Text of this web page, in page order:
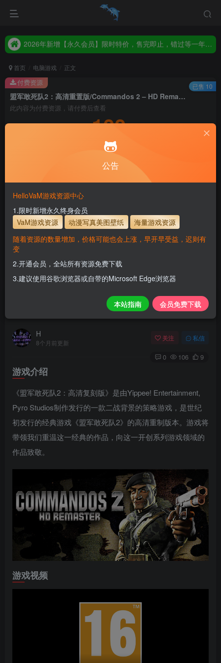
统一解压码www.hellovam.com，如有备注以备注为准
统一解压码www.hellovam.com，如有备注以备注为准
首页 电脑游戏 正文
盟军敢死队2：高清重置版/Commandos 2 – HD Remaster
此内容为付费资源，请付费后查看
100
永久至尊会员终生有效
会员免费下载资源
主流网盘——高速下载
支付页面打不开或支付后不跳转请联系QQ：3317425885
开通会员【免费下载】全站资源！
1.为了资源不失效！请不要在线解压！
2.请先保存到自己网盘后再下载！
3.有任何问题请联系客服或评论留言。
付费资源 已售 10
盟军敢死队2：高清重置版/Commandos 2 – HD
H
8个月前更新
关注 私信
0 106 9
游戏介绍
《盟军敢死队2：高清复刻版》是由Yippee! Entertainment,
Pyro Studios制作发行的一款二战背景的策略游戏，是世纪
初发行的经典游戏《盟军敢死队2》的高清重制版本。游戏将
带领我们重温这一经典的作品，向这一开创系列游戏领域的
作品致敬。
游戏视频
公告
HelloVaM游戏资源中心
1.限时新增永久终身会员
VaM游戏资源
动漫写真美图壁纸
海量游戏资源
随着资源的数量增加，价格可能也会上涨，早开早受益，迟则有
变
2.开通会员，全站所有资源免费下载
3.建议使用谷歌浏览器或自带的Microsoft Edge浏览器
本站指南 会员免费下载